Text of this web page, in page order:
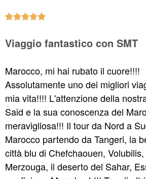

Viaggio fantastico con SMT
Marocco, mi hai rubato il cuore!!!!
Assolutamente uno dei migliori
mia vita!!!! L'attenzione della
Said e la sua conoscenza del
meravigliosa!!! Il tour da Nord a
Marocco partendo da Tangeri, la
città blu di Chefchaouen,
Merzouga, il deserto del Sahar,